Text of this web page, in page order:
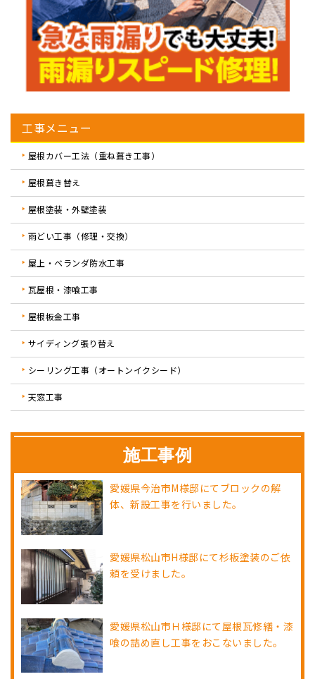
工事メニュー
屋根カバー工法（重ね葺き工事）
屋根葺き替え
屋根塗装・外壁塗装
雨どい工事（修理・交換）
屋上・ベランダ防水工事
瓦屋根・漆喰工事
屋根板金工事
サイディング張り替え
シーリング工事（オートンイクシード）
天窓工事
施工事例
愛媛県今治市M様邸にてブロックの解
体、新設工事を行いました。
愛媛県松山市H様邸にて杉板塗装のご依
頼を受けました。
愛媛県松山市Ｈ様邸にて屋根瓦修繕・漆
喰の詰め直し工事をおこないました。